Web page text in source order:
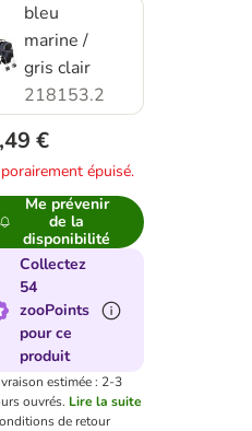
bleu
marine /
gris clair
218153.2
€
épuisé.
Me prévenir
de la
disponibilité
Collectez
54
zooPoints
pour ce
produit
estimée : 2-3
ouvrés. Lire la suite
de retour